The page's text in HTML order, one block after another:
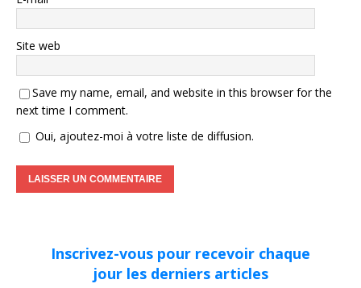
Site web
Save my name, email, and website in this browser for the
next time I comment.
Oui, ajoutez-moi à votre liste de diffusion.
Inscrivez-vous pour recevoir chaque
jour les derniers articles